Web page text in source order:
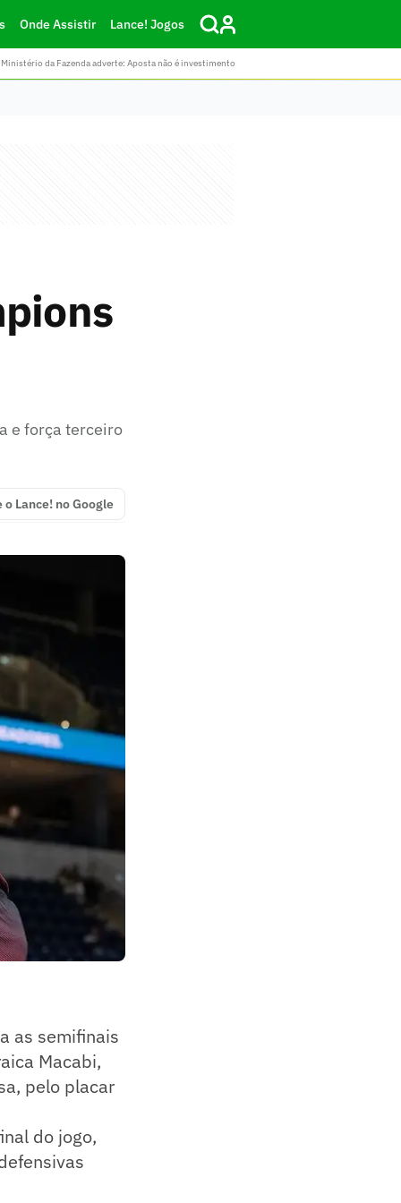
Onde Assistir Lance! Jogos
da Fazenda adverte: Aposta não é investimento
e força terceiro
o Lance! no Google
as semifinais
Macabi,
pelo placar
do jogo,